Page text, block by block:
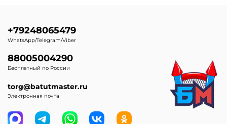
+79248065479
WhatsApp/Telegram/Viber
88005004290
Бесплатный по России
torg@batutmaster.ru
Электронная почта